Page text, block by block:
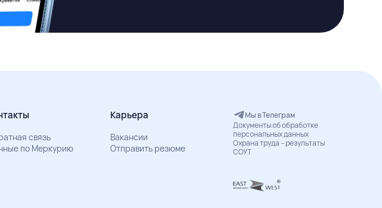
связь
по Меркурию
Карьера
Вакансии
Отправить резюме
Мы в Телеграм
Документы об обработке
персональных данных
Охрана труда – результаты
СОУТ